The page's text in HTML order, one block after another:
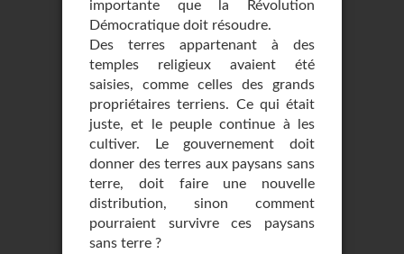
importante que la Révolution
Démocratique doit résoudre.
Des terres appartenant à des
temples religieux avaient été
saisies, comme celles des grands
propriétaires terriens. Ce qui était
juste, et le peuple continue à les
cultiver. Le gouvernement doit
donner des terres aux paysans sans
terre, doit faire une nouvelle
distribution, sinon comment
pourraient survivre ces paysans
sans terre ?